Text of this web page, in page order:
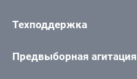
Техподдержка
Предвыборная агитация